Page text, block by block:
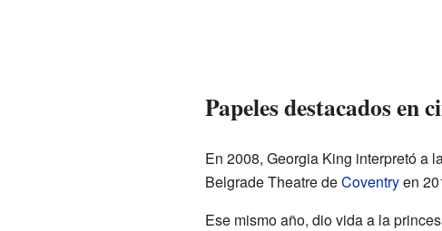
Papeles destacados en
En 2008, Georgia King interpretó a
Belgrade Theatre deCoventryen
Ese mismo año, dio vida a la